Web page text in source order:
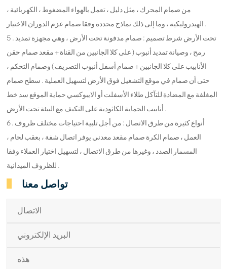
من صمام المحرك ، مثل دليل ، تعمل بالهواء المضغوط ، الكهربائية ،
الهيدروليكية ، وما إلى ذلك نماذج محددة وفقا صمام عزم الدوران الاختيار .
5 . تحت الأرض شرط تصميم : صمام مدفونة تحت الأرض ، وهي مجهزة تمديد
رمح ، وصيانة تمديد أنبوب ( على كلا الجانبين من القناة + مقعد صمام حقن
الأنابيب على كلا الجانبين + صمام أسفل أنبوب التصريف ) وصمام التحكم ،
حتى أن صمام في موقع التشغيل فوق الأرض لتسهيل العملية . سطح صمام
المغلفة مع المضادة للتآكل طلاء الأسفلت أو الايبوكسي حماية الموقع سد خط
أنابيب الحماية الكاثودية على التكيف مع البيئة تحت الأرض .
6 . أنواع كثيرة من طرق الاتصال : من أجل تلبية احتياجات مختلف ظروف
العمل ، صمام الكرة صمام مقعد معدني يوفر اتصال شفة ، بعقب لحام ،
المسمار الصدد ، وغيرها من طرق الاتصال ، لتسهيل اختيار العملاء وفقا
للظروف الميدانية .
تواصل معنا